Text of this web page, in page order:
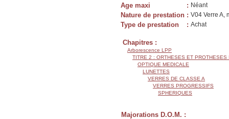
Age maxi : Néant
Nature de prestation : V04 Verre A,
Type de prestation : Achat
Chapitres :
Arborescence LPP
TITRE 2 : ORTHESES ET PROTHESES
OPTIQUE MEDICALE
LUNETTES
VERRES DE CLASSE A
VERRES PROGRESSIFS
SPHERIQUES
Majorations D.O.M. :